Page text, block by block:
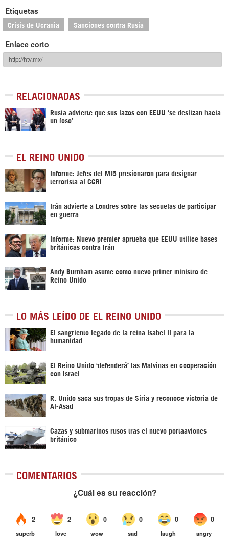
Etiquetas
Crisis de Ucrania Sanciones contra Rusia
Enlace corto
RELACIONADAS
Rusia advierte que sus lazos con EEUU ‘se deslizan hacia
un foso’
EL REINO UNIDO
Informe: Jefes del MI5 presionaron para designar
terrorista al CGRI
Irán advierte a Londres sobre las secuelas de participar
en guerra
Informe: Nuevo premier aprueba que EEUU utilice bases
británicas contra Irán
Andy Burnham asume como nuevo primer ministro de
Reino Unido
LO MÁS LEÍDO DE EL REINO UNIDO
El sangriento legado de la reina Isabel II para la
humanidad
El Reino Unido ‘defenderá’ las Malvinas en cooperación
con Israel
R. Unido saca sus tropas de Siria y reconoce victoria de
Al-Asad
Cazas y submarinos rusos tras el nuevo portaaviones
británico
COMENTARIOS